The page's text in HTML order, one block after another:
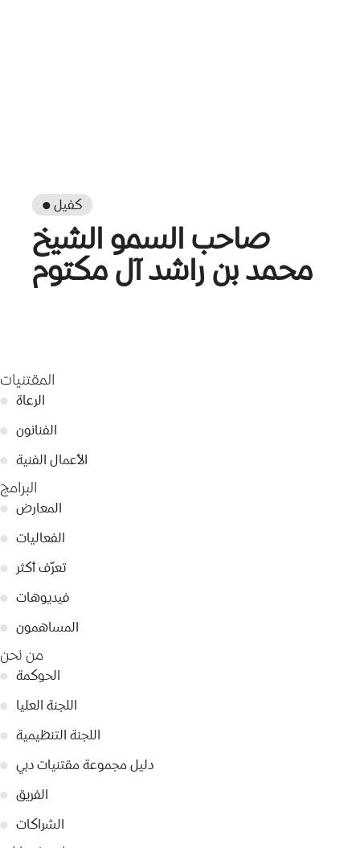
● كفيل
صاحب السمو الشيخ
محمد بن راشد آل مكتوم
المقتنيات
● الرعاة
● الفنانون
● الأعمال الفنية
البرامج
● المعارض
● الفعاليات
●
تعرّف أكثر
● فيديوهات
● المساهمون
من نحن
● الحوكمة
● اللجنة العليا
● اللجنة التنظيمية
● دليل مجموعة مقتنيات دبي
● الفريق
● الشراكات